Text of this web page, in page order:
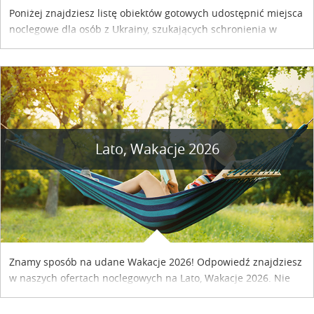
Poniżej znajdziesz listę obiektów gotowych udostępnić miejsca
noclegowe dla osób z Ukrainy, szukających schronienia w
Lato, Wakacje 2026
Znamy sposób na udane Wakacje 2026! Odpowiedź znajdziesz
w naszych ofertach noclegowych na Lato, Wakacje 2026. Nie
zwlekaj atrakcyjne noclegi czekają...